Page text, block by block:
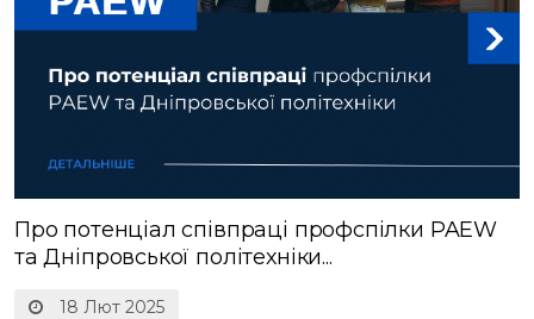
18 Лют 2025
Про потенціал співпраці профспілки PAEW
та Дніпровської політехніки...